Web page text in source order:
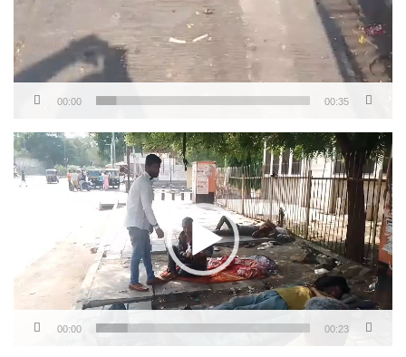
00:00 00:35
Video
Player
00:00 00:23